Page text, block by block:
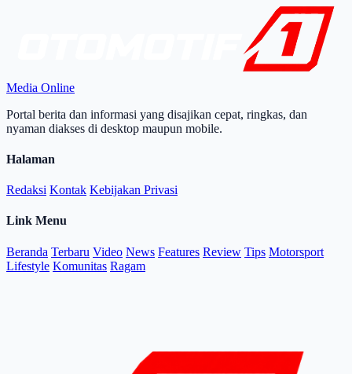
Media Online
Portal berita dan informasi yang disajikan cepat, ringkas, dan
nyaman diakses di desktop maupun mobile.
Halaman
Redaksi Kontak Kebijakan Privasi
Link Menu
Beranda Terbaru Video News Features Review Tips Motorsport
Lifestyle Komunitas Ragam